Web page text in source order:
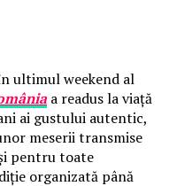
ultimul weekend al
a readus la viață
ai gustului autentic,
meserii transmise
pentru toate
organizată până